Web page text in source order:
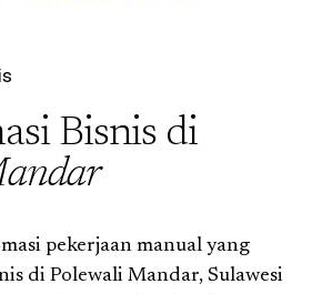
Bisnis di
pekerjaan manual yang
di Polewali Mandar, Sulawesi